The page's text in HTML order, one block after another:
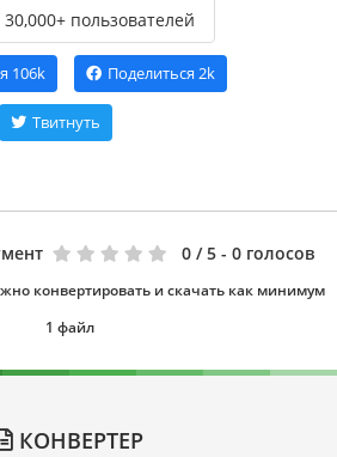
30,000+ пользователей
106k Поделиться 2k
Твитнуть
0 / 5 - 0 голосов
конвертировать и скачать как минимум
1 файл
КОНВЕРТЕР